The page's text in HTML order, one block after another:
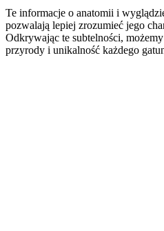
Te informacje o anatomii i
pozwalają lepiej zrozumieć jego
Odkrywając te subtelności,
przyrody i unikalność każdego